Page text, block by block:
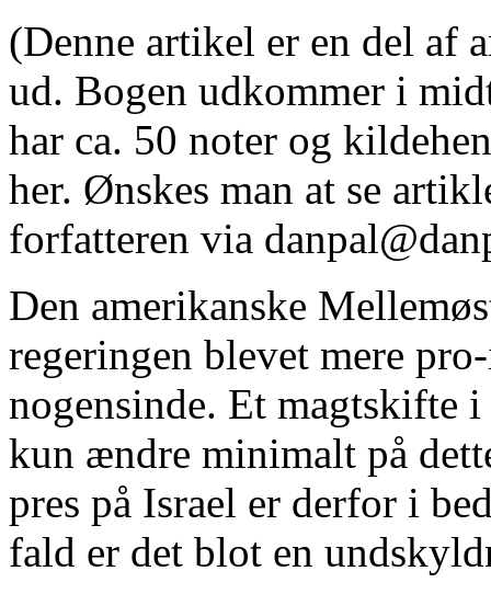
(Denne artikel er en del af
ud. Bogen udkommer i
har ca. 50 noter og
her. Ønskes man at se
forfatteren via
Den amerikanske
regeringen blevet mere
nogensinde. Et magtskifte
kun ændre minimalt på
pres på Israel er derfor i
fald er det blot en